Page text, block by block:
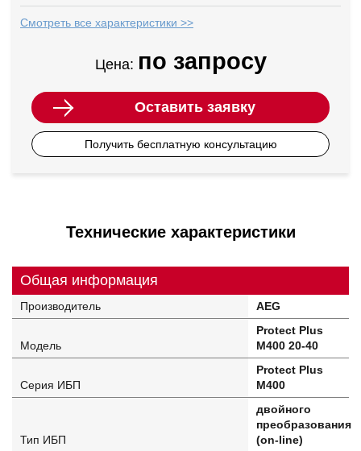
Смотреть все характеристики >>
Цена: по запросу
Оставить заявку
Получить бесплатную консультацию
Технические характеристики
Общая информация
Производитель AEG
Модель
Protect Plus
M400 20-40
Серия ИБП
Protect Plus
M400
Тип ИБП
двойного
преобразования
(on-line)